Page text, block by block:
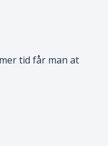
tid får man at